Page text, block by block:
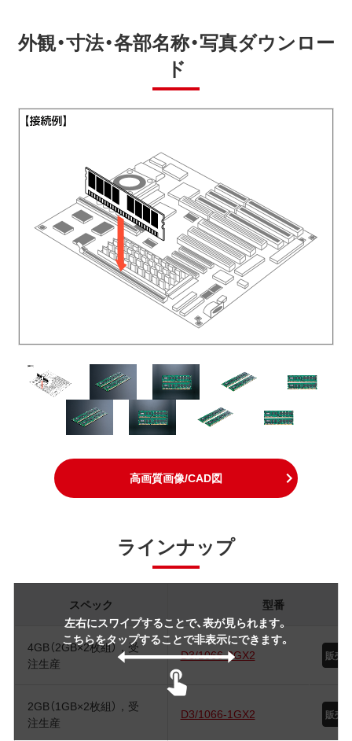
外観・寸法・各部名称・写真ダウンロー
ド
高画質画像/CAD図
ラインナップ
左右にスワイプすることで、表が見られます。
こちらをタップすることで非表示にできます。
スペック 型番
4GB（2GB×2枚組），受
注生産
D3/1066-2GX2
2GB（1GB×2枚組），受
注生産
D3/1066-1GX2